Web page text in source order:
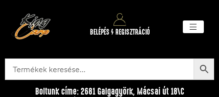
BELÉPÉS / REGISZTRÁCIÓ
Boltunk címe: 2681 Galgagyörk, Mácsai út 18\C